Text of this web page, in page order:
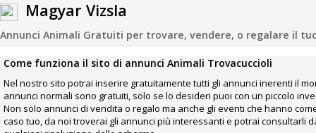
Magyar Vizsla
Annunci Animali Gratuiti per trovare, vendere, o regalare il
Come funziona il sito di annunci Animali Trovacuccioli
Nel nostro sito potrai inserire gratuitamente tutti gli annunci inerenti il
annunci normali sono gratuiti, solo se lo desideri puoi con un piccolo
Non solo annunci di vendita o regalo ma anche gli eventi che hanno
caso tuo, da noi troverai gli annunci più interessanti e potrai